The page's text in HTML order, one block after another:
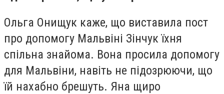
Ольга Онищук каже, що виставила пост
про допомогу Мальвіні Зінчук їхня
спільна знайома. Вона просила допомогу
для Мальвіни, навіть не підозрюючи, що
їй нахабно брешуть. Яна щиро